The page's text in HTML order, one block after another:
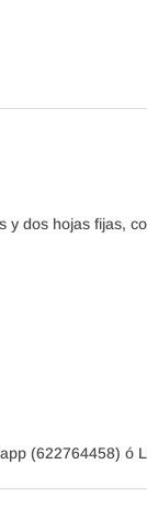
dos hojas fijas,
(622764458) ó